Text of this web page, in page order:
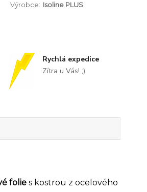
Výrobce: Isoline PLUS
Rychlá expedice
Zítra u Vás! ;)
folies kostrou z ocelového